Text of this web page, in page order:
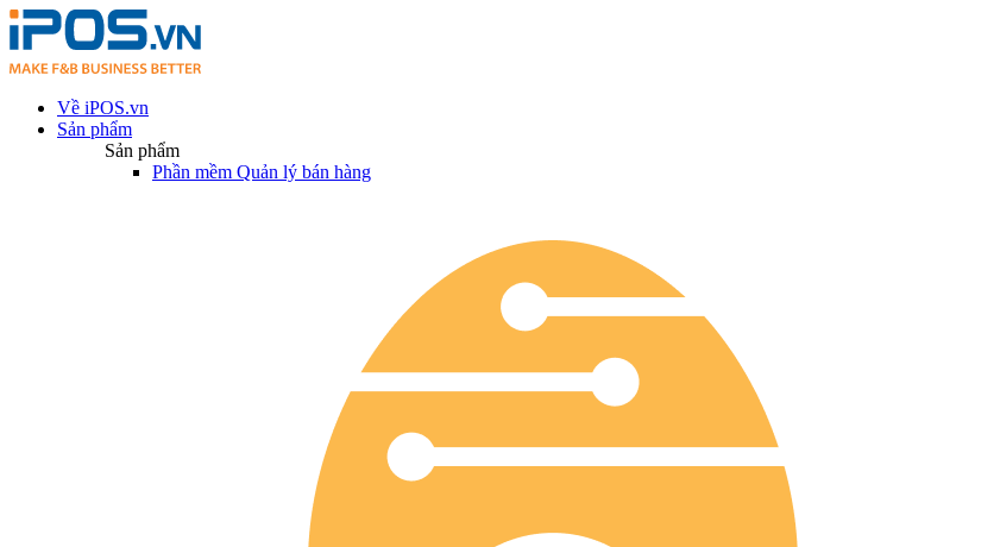
Về iPOS.vn
Sản phẩm
Sản phẩm
Phần mềm Quản lý bán hàng